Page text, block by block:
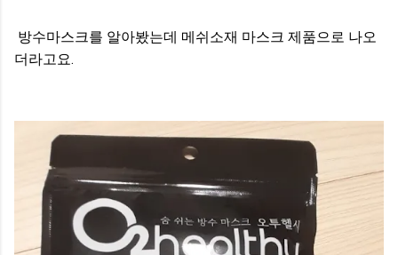
방수마스크를 알아봤는데 메쉬소재 마스크 제품으로 나오
더라고요.